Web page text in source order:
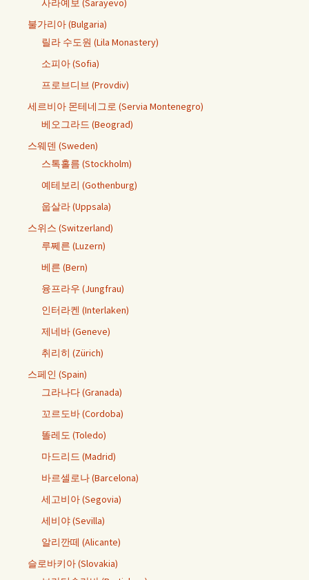
사라예보 (Sarayevo)
불가리아 (Bulgaria)
릴라 수도원 (Lila Monastery)
소피아 (Sofia)
프로브디브 (Provdiv)
세르비아 몬테네그로 (Servia Montenegro)
베오그라드 (Beograd)
스웨덴 (Sweden)
스톡홀름 (Stockholm)
예테보리 (Gothenburg)
웁살라 (Uppsala)
스위스 (Switzerland)
루쩨른 (Luzern)
베른 (Bern)
융프라우 (Jungfrau)
인터라켄 (Interlaken)
제네바 (Geneve)
취리히 (Zürich)
스페인 (Spain)
그라나다 (Granada)
꼬르도바 (Cordoba)
똘레도 (Toledo)
마드리드 (Madrid)
바르셀로나 (Barcelona)
세고비아 (Segovia)
세비야 (Sevilla)
알리깐떼 (Alicante)
슬로바키아 (Slovakia)